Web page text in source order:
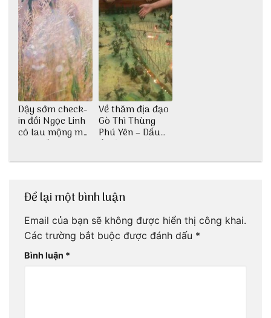
Dậy sớm check-
in đồi Ngọc Linh
cỏ lau mộng mơ
tại Huế nè bạn
Về thăm địa đạo
Gò Thì Thùng
Phú Yên – Dấu
ấn lịch sử còn
Để lại một bình luận
Email của bạn sẽ không được hiển thị công khai.
Các trường bắt buộc được đánh dấu *
Bình luận *